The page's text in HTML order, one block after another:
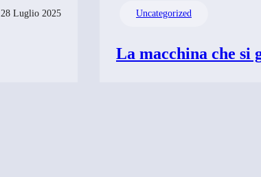
28 Luglio 2025 Uncategorized
La macchina che si